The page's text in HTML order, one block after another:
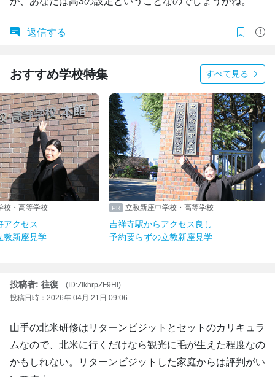
返信する
おすすめ学校特集 すべて見る
校・高等学校
アクセス
教新座見学
立教新座中学校・高等学校
吉祥寺駅からアクセス良し
予約要らずの立教新座見学
投稿者: 往復
(ID:ZIkhrpZF9HI)
投稿日時：2026年 04月 21日 09:06
山手の北米研修はリターンビジットとセットのカリキュラ
ムなので、北米に行くだけなら観光に毛が生えた程度なの
かもしれない。リターンビジットした家庭からは評判がい